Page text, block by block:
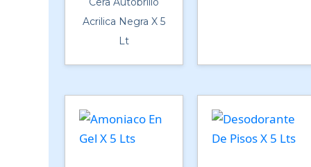
Acrilica Negra X 5
Lt